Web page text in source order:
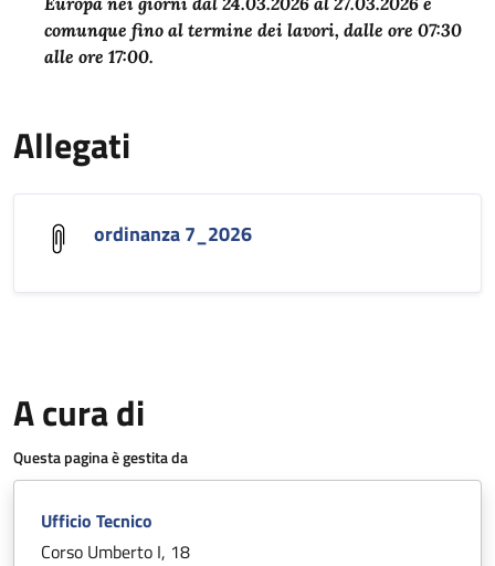
comunque fino al termine dei lavori, dalle ore 07:30
alle ore 17:00.
Allegati
ordinanza 7_2026
A cura di
Questa pagina è gestita da
Ufficio Tecnico
Corso Umberto I, 18